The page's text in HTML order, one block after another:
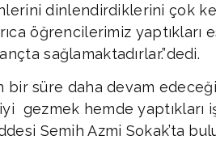
dinlendirdiklerini çok
öğrencilerimiz yaptıkları
sağlamaktadırlar.”dedi.
bir süre daha devam
gezmek hemde yaptıkları
Semih Azmi Sokak’ta